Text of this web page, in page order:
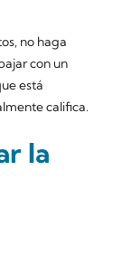
no haga
con un
está
califica.
la